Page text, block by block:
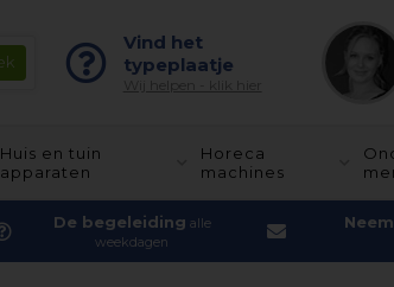
Vind het
typeplaatje
Huis en tuin
apparaten
Horeca
machines
De begeleiding alle
weekdagen